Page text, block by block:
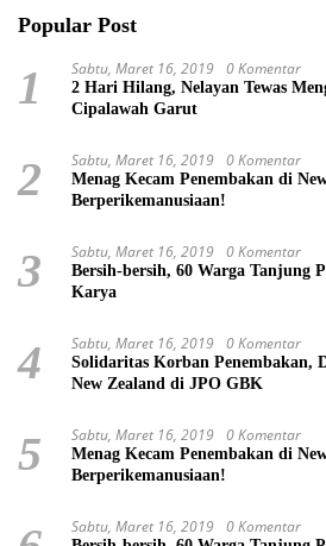
Popular Post
1 Sabtu, Maret 16, 2019 0 Komentar
2 Hari Hilang, Nelayan Tewas
Cipalawah Garut
2 Sabtu, Maret 16, 2019 0 Komentar
Menag Kecam Penembakan di
Berperikemanusiaan!
3 Sabtu, Maret 16, 2019 0 Komentar
Bersih-bersih, 60 Warga Tanjung
Karya
4 Sabtu, Maret 16, 2019 0 Komentar
Solidaritas Korban Penembakan,
New Zealand di JPO GBK
5 Sabtu, Maret 16, 2019 0 Komentar
Menag Kecam Penembakan di
Berperikemanusiaan!
Sabtu, Maret 16, 2019 0 Komentar